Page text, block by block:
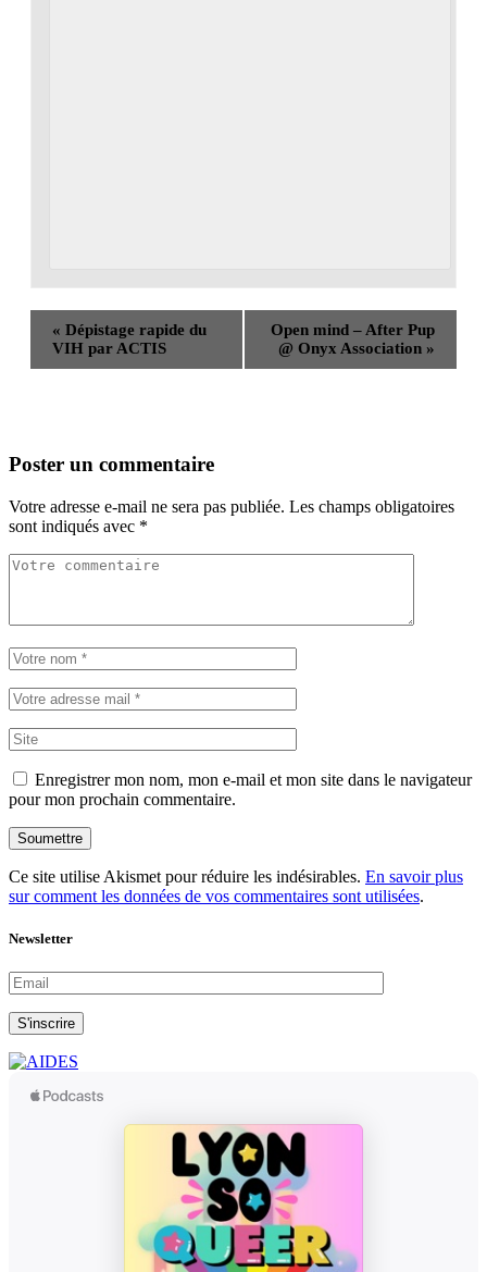
« Dépistage rapide du
VIH par ACTIS
Open mind – After Pup
@ Onyx Association »
Poster un commentaire
Votre adresse e-mail ne sera pas publiée. Les champs obligatoires
sont indiqués avec *
Enregistrer mon nom, mon e-mail et mon site dans le navigateur
pour mon prochain commentaire.
Soumettre
Ce site utilise Akismet pour réduire les indésirables. En savoir plus
sur comment les données de vos commentaires sont utilisées.
Newsletter
S'inscrire